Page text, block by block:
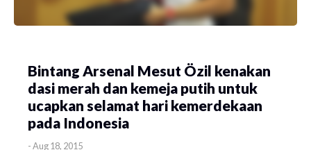
​Bintang Arsenal Mesut Özil kenakan
dasi merah dan kemeja putih untuk
ucapkan selamat hari kemerdekaan
pada Indonesia
-Aug 18, 2015